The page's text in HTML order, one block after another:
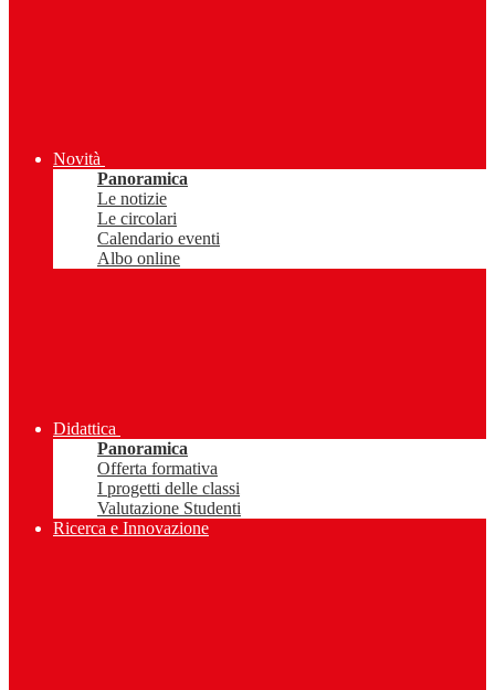
Novità
Panoramica
Le notizie
Le circolari
Calendario eventi
Albo online
Didattica
Panoramica
Offerta formativa
I progetti delle classi
Valutazione Studenti
Ricerca e Innovazione